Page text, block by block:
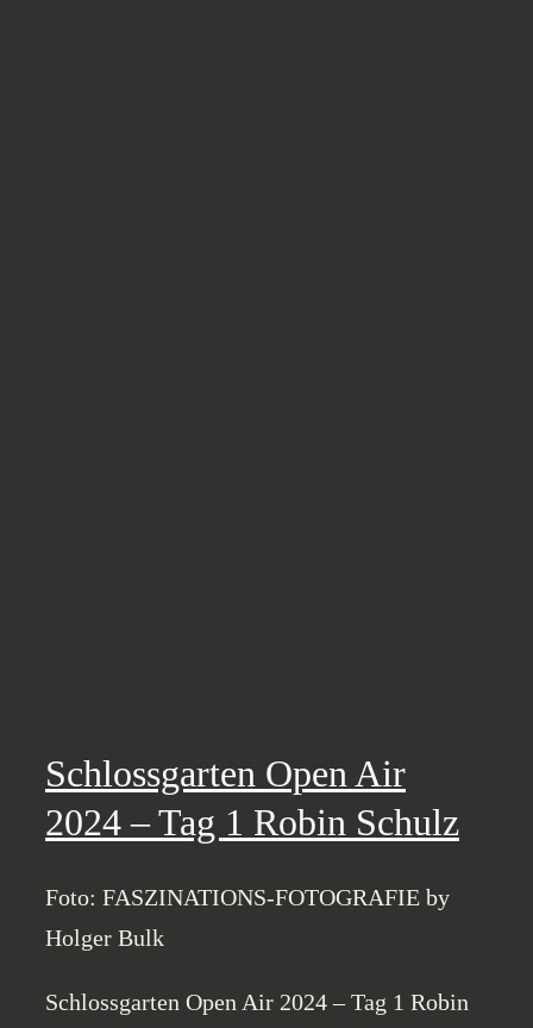
Schlossgarten Open Air
2024 – Tag 1 Robin Schulz
Foto: FASZINATIONS-FOTOGRAFIE by
Holger Bulk
Schlossgarten Open Air 2024 – Tag 1 Robin